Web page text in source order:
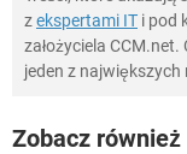
zekspertami IT i pod
założyciela
jeden z
Zobacz również